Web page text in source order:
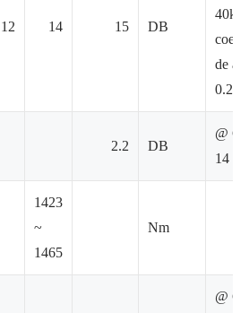
12 14 15 DB
de
2.2 DB
@
14
1423
~
1465
Nm
@